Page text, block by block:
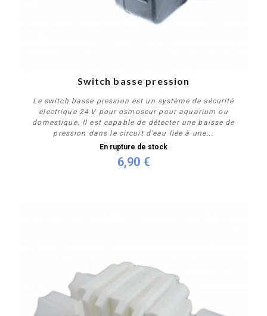
Switch basse pression
Le switch basse pression est un système de sécurité
électrique 24 V pour osmoseur pour aquarium ou
domestique. Il est capable de détecter une baisse de
pression dans le circuit d'eau liée à une...
En rupture de stock
6,90 €